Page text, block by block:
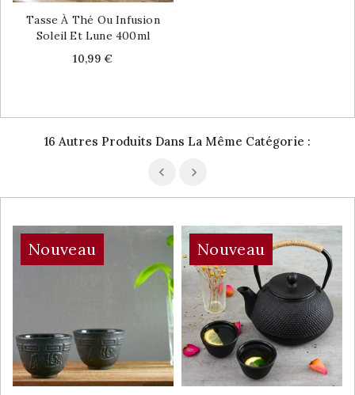
Tasse À Thé Ou Infusion
Soleil Et Lune 400ml
Price
10,99 €
16 Autres Produits Dans La Même Catégorie :
Nouveau Nouveau